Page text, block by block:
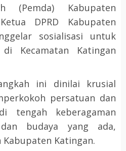
(Pemda) Kabupaten
DPRD Kabupaten
sosialisasi untuk
Kecamatan Katingan
ini dinilai krusial
persatuan dan
tengah keberagaman
budaya yang ada,
Kabupaten Katingan.